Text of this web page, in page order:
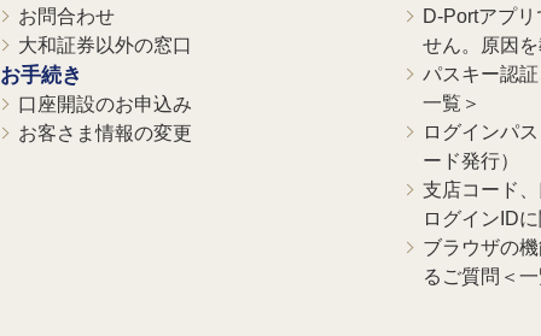
お問合わせ
大和証券以外の窓口
お手続き
口座開設のお申込み
お客さま情報の変更
D-Portアプ
せん。原因
パスキー認
一覧＞
ログインパ
ード発行）
支店コード
ログインID
ブラウザの
るご質問＜